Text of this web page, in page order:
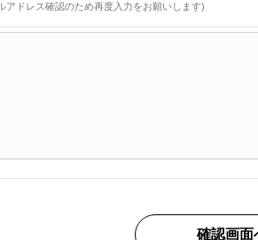
アドレス確認のため再度入力をお願いします)